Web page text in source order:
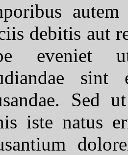
debitis aut
eveniet
sint
Sed
iste natus